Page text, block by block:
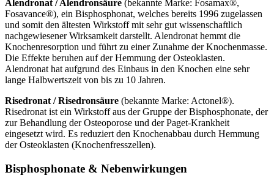
Alendronat / Alendronsäure (bekannte Marke: Fosamax®,
Fosavance®), ein Bisphosphonat, welches bereits 1996 zugelassen
und somit den ältesten Wirkstoff mit sehr gut wissenschaftlich
nachgewiesener Wirksamkeit darstellt. Alendronat hemmt die
Knochenresorption und führt zu einer Zunahme der Knochenmasse.
Die Effekte beruhen auf der Hemmung der Osteoklasten.
Alendronat hat aufgrund des Einbaus in den Knochen eine sehr
lange Halbwertszeit von bis zu 10 Jahren.
Risedronat / Risedronsäure (bekannte Marke: Actonel®).
Risedronat ist ein Wirkstoff aus der Gruppe der Bisphosphonate, der
zur Behandlung der Osteoporose und der Paget-Krankheit
eingesetzt wird. Es reduziert den Knochenabbau durch Hemmung
der Osteoklasten (Knochenfresszellen).
Bisphosphonate & Nebenwirkungen